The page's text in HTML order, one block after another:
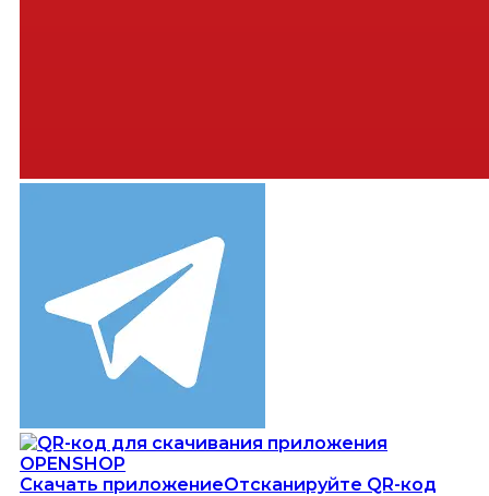
Скачать приложениеОтсканируйте QR-код